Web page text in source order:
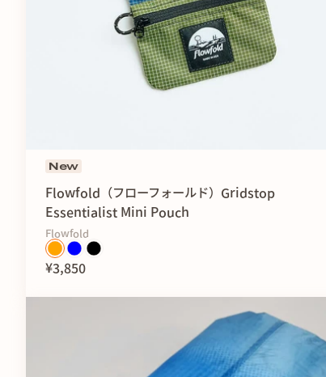
New
Flowfold（フローフォールド）Gridstop
Essentialist Mini Pouch
Flowfold
¥3,850